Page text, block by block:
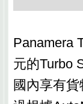
Panamera
元的Turbo
國內享有